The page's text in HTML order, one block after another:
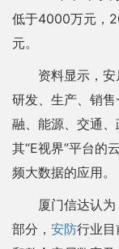
低于4000万元，
元。
资料显示，
研发、生产、销
融、能源、交通、
其“E视界”平台的
频大数据的应用。
厦门信达认
部分， 安防行业